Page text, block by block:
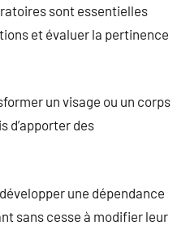
sont essentielles
et évaluer la pertinence
un visage ou un corps
d’apporter des
une dépendance
sans cesse à modifier leur